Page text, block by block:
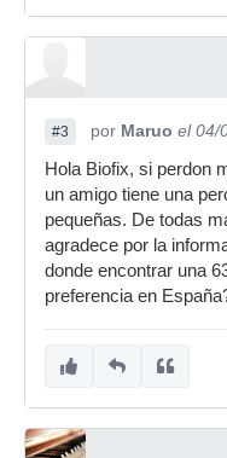
#3 por Maruo el 04/
Hola Biofix, si perdon
un amigo tiene una
pequeñas. De todas
agradece por la
donde encontrar una
preferencia en